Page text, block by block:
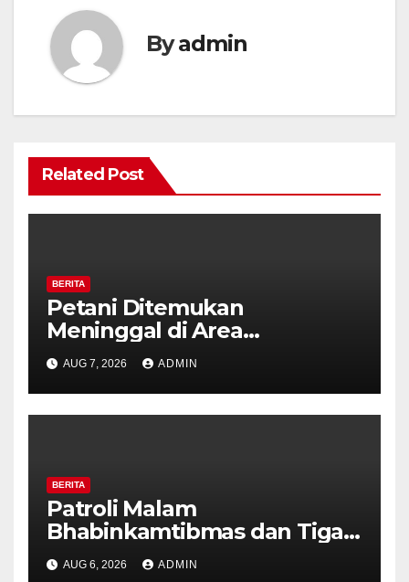
Byadmin
Related Post
BERITA
Petani Ditemukan
Meninggal di Area
Persawahan Kalibeji, Polisi
Pastikan Tidak Ada Tanda
Kekerasan
AUG 7, 2026 ADMIN
BERITA
Patroli Malam
Bhabinkamtibmas dan Tiga
Pilar Kelurahan Ungaran
AUG 6, 2026 ADMIN